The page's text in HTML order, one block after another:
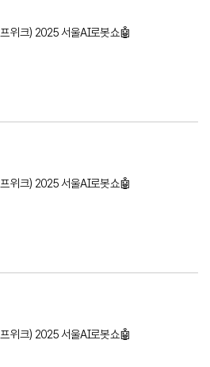
위크) 2025 서울AI로봇쇼🤖
위크) 2025 서울AI로봇쇼🤖
위크) 2025 서울AI로봇쇼🤖